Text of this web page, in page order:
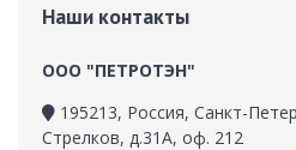
Наши контакты
ООО "ПЕТРОТЭН"
195213, Россия, Санкт-
Стрелков, д.31А, оф. 212